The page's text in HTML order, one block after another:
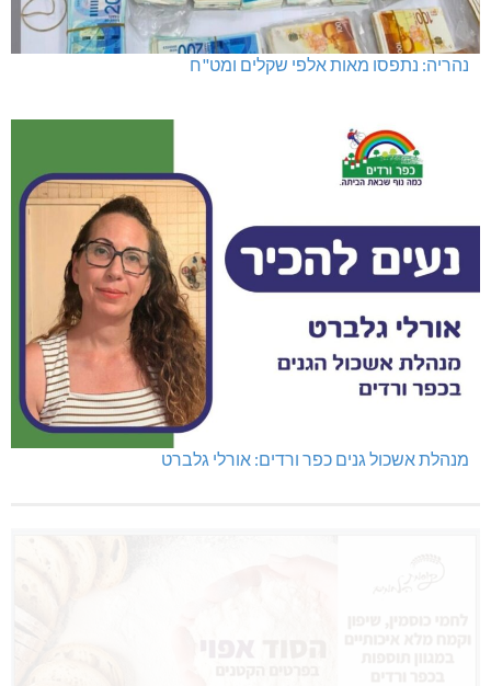
נהריה: נתפסו מאות אלפי שקלים ומט"ח
מנהלת אשכול גנים כפר ורדים: אורלי גלברט